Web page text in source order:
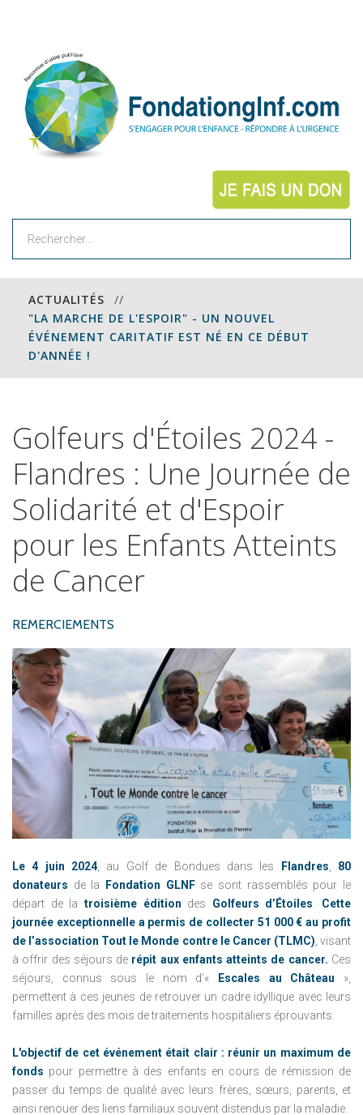
ACTUALITÉS
//
"LA MARCHE DE L'ESPOIR" - UN NOUVEL
ÉVÉNEMENT CARITATIF EST NÉ EN CE DÉBUT
D'ANNÉE !
Golfeurs d'Étoiles 2024 -
Flandres : Une Journée de
Solidarité et d'Espoir
pour les Enfants Atteints
de Cancer
REMERCIEMENTS
Le 4 juin 2024, au Golf de Bondues dans les Flandres, 80
donateurs de la Fondation GLNFse sont rassemblés pour le
départ de la troisième édition des Golfeurs d’Étoiles. Cette
journée exceptionnelle a permis de collecter 51 000 € au profit
de l’association Tout le Monde contre le Cancer (TLMC), visant
à offrir des séjours de répit aux enfants atteints de cancer. Ces
séjours, connus sous le nom d’«
Escales au Château »,
permettent à ces jeunes de retrouver un cadre idyllique avec leurs
familles après des mois de traitements hospitaliers éprouvants.
L'objectif de cet événement était clair : réunir un maximum de
fonds pour permettre à des enfants en cours de rémission de
passer du temps de qualité avec leurs frères, sœurs, parents, et
ainsi renouer des liens familiaux souvent distendus par la maladie.